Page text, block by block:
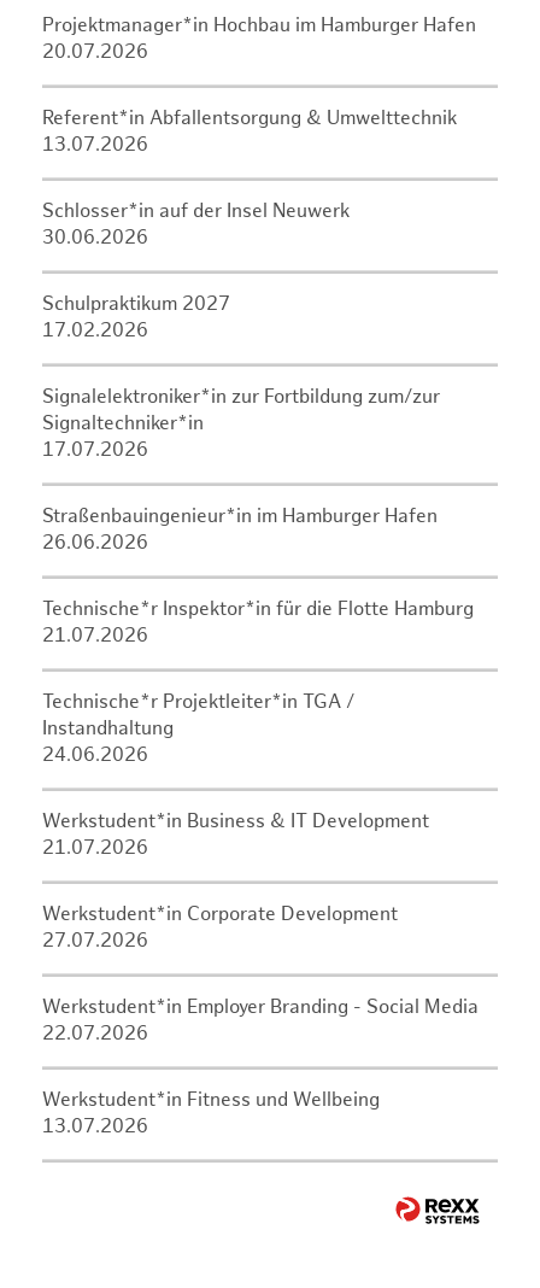
Projektmanager*in Hochbau im Hamburger Hafen
20.07.2026
Referent*in Abfallentsorgung & Umwelttechnik
13.07.2026
Schlosser*in auf der Insel Neuwerk
30.06.2026
Schulpraktikum 2027
17.02.2026
Signalelektroniker*in zur Fortbildung zum/zur
Signaltechniker*in
17.07.2026
Straßenbauingenieur*in im Hamburger Hafen
26.06.2026
Technische*r Inspektor*in für die Flotte Hamburg
21.07.2026
Technische*r Projektleiter*in TGA /
Instandhaltung
24.06.2026
Werkstudent*in Business & IT Development
21.07.2026
Werkstudent*in Corporate Development
27.07.2026
Werkstudent*in Employer Branding - Social Media
22.07.2026
Werkstudent*in Fitness und Wellbeing
13.07.2026